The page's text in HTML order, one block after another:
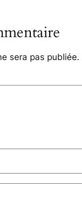
sera pas publiée.